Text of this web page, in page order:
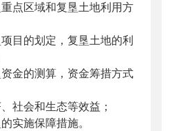
区域和复垦土地利用方
的划定，复垦土地的利
的测算，资金筹措方式
会和生态等效益；
施保障措施。